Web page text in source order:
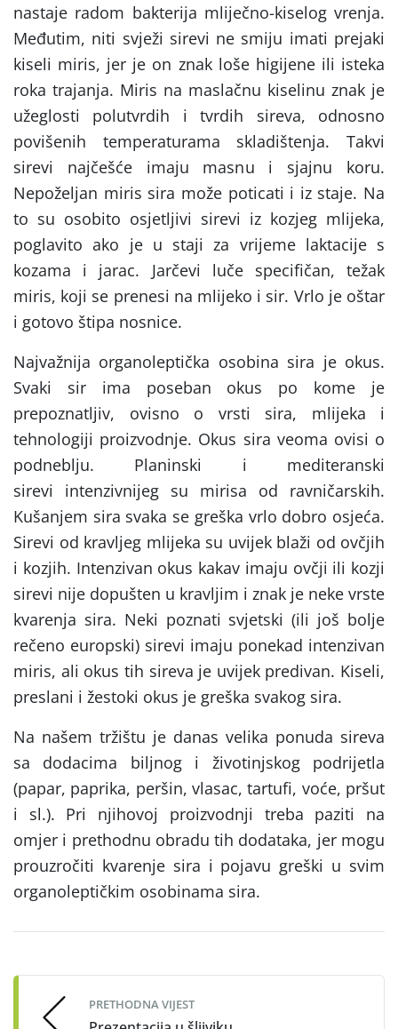
nastaje radom bakterija mliječno-kiselog vrenja.
Međutim, niti svježi sirevi ne smiju imati prejaki
kiseli miris, jer je on znak loše higijene ili isteka
roka trajanja. Miris na maslačnu kiselinu znak je
užeglosti polutvrdih i tvrdih sireva, odnosno
povišenih temperaturama skladištenja. Takvi
sirevi najčešće imaju masnu i sjajnu koru.
Nepoželjan miris sira može poticati i iz staje. Na
to su osobito osjetljivi sirevi iz kozjeg mlijeka,
poglavito ako je u staji za vrijeme laktacije s
kozama i jarac. Jarčevi luče specifičan, težak
miris, koji se prenesi na mlijeko i sir. Vrlo je oštar
i gotovo štipa nosnice.
Najvažnija organoleptička osobina sira je okus.
Svaki sir ima poseban okus po kome je
prepoznatljiv, ovisno o vrsti sira, mlijeka i
tehnologiji proizvodnje. Okus sira veoma ovisi o
podneblju. Planinski i mediteranski
sirevi intenzivnijeg su mirisa od ravničarskih.
Kušanjem sira svaka se greška vrlo dobro osjeća.
Sirevi od kravljeg mlijeka su uvijek blaži od ovčjih
i kozjih. Intenzivan okus kakav imaju ovčji ili kozji
sirevi nije dopušten u kravljim i znak je neke vrste
kvarenja sira. Neki poznati svjetski (ili još bolje
rečeno europski) sirevi imaju ponekad intenzivan
miris, ali okus tih sireva je uvijek predivan. Kiseli,
preslani i žestoki okus je greška svakog sira.
Na našem tržištu je danas velika ponuda sireva
sa dodacima biljnog i životinjskog podrijetla
(papar, paprika, peršin, vlasac, tartufi, voće, pršut
i sl.). Pri njihovoj proizvodnji treba paziti na
omjer i prethodnu obradu tih dodataka, jer mogu
prouzročiti kvarenje sira i pojavu greški u svim
organoleptičkim osobinama sira.
navigation
PRETHODNA VIJEST